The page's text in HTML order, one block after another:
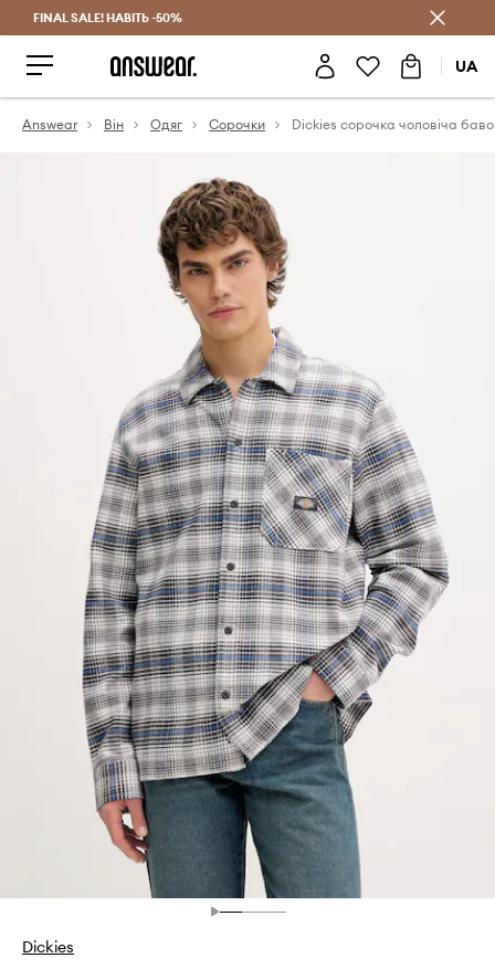
Заощаджуй з Answear Club
FINAL SALE! НАВІТЬ -50%
UA
Answear Він Одяг Сорочки
Dickies